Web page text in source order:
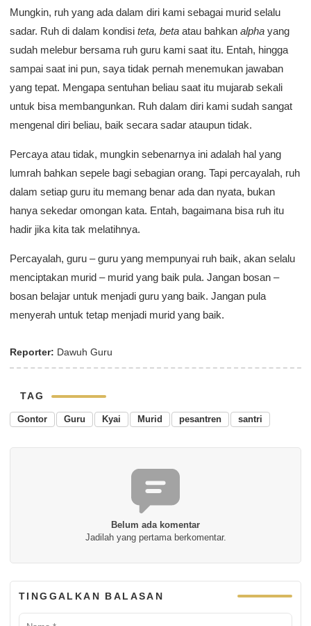
Mungkin, ruh yang ada dalam diri kami sebagai murid selalu
sadar. Ruh di dalam kondisi teta, beta atau bahkan alpha yang
sudah melebur bersama ruh guru kami saat itu. Entah, hingga
sampai saat ini pun, saya tidak pernah menemukan jawaban
yang tepat. Mengapa sentuhan beliau saat itu mujarab sekali
untuk bisa membangunkan. Ruh dalam diri kami sudah sangat
mengenal diri beliau, baik secara sadar ataupun tidak.
Percaya atau tidak, mungkin sebenarnya ini adalah hal yang
lumrah bahkan sepele bagi sebagian orang. Tapi percayalah, ruh
dalam setiap guru itu memang benar ada dan nyata, bukan
hanya sekedar omongan kata. Entah, bagaimana bisa ruh itu
hadir jika kita tak melatihnya.
Percayalah, guru – guru yang mempunyai ruh baik, akan selalu
menciptakan murid – murid yang baik pula. Jangan bosan –
bosan belajar untuk menjadi guru yang baik. Jangan pula
menyerah untuk tetap menjadi murid yang baik.
Reporter: Dawuh Guru
TAG
Gontor Guru Kyai Murid pesantren santri
Belum ada komentar
Jadilah yang pertama berkomentar.
TINGGALKAN BALASAN